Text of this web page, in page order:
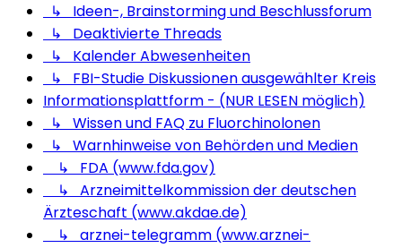
↳ Ideen-, Brainstorming und Beschlussforum
↳ Deaktivierte Threads
↳ Kalender Abwesenheiten
↳ FBI-Studie Diskussionen ausgewählter Kreis
Informationsplattform - (NUR LESEN möglich)
↳ Wissen und FAQ zu Fluorchinolonen
↳ Warnhinweise von Behörden und Medien
↳ FDA (www.fda.gov)
↳ Arzneimittelkommission der deutschen
Ärzteschaft (www.akdae.de)
↳ arznei-telegramm (www.arznei-